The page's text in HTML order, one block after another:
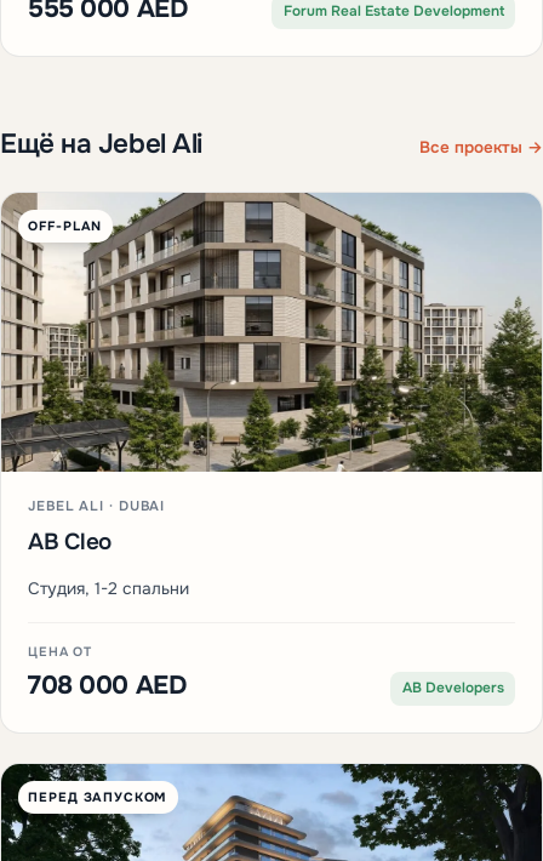
555 000 AED Forum Real Estate Development
Ещё на Jebel Ali Все проекты →
OFF-PLAN
JEBEL ALI · DUBAI
AB Cleo
Студия, 1-2 спальни
ЦЕНА ОТ
708 000 AED AB Developers
ПЕРЕД ЗАПУСКОМ